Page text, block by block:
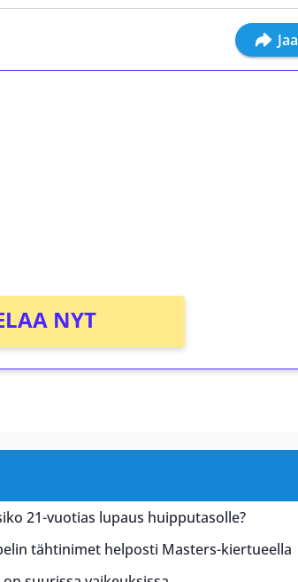
Jaa
NYT
21-vuotias lupaus huipputasolle?
tähtinimet helposti Masters-kiertueella